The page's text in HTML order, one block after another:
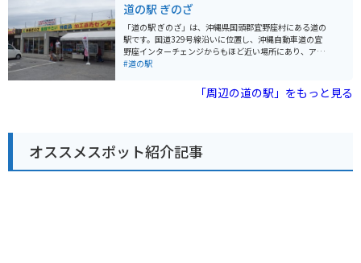
きます。また、東村で収穫される海ぶどうもおすすめで
沖縄そばやタコライスなどのご当地グルメが味わえる飲
食店もあります。 バイクで訪れる場合、道の駅には広い
駐車場が完備されているので安心です。ツーリングの休
憩場所としてはもちろん、沖縄本島北部を巡る際の拠点
としても便利です。 周辺には、パイナップルパークやナ
にもアクセスできます。
道の駅 ぎのざ
「道の駅 ぎのざ」は、沖縄県国頭郡宜野座村にある道の
駅です。国道329号線沿いに位置し、沖縄自動車道の宜
野座インターチェンジからもほど近い場所にあり、アク
セスも便利です。 施設内には、地元の新鮮な野菜や果物
す。レストランでは、沖縄そばなどの沖縄料理や、地元
の食材を使った料理を楽しむことができます。また、道
がら、地元の美味しいものを楽しんでみてはいかがでし
ょうか。バイクで訪れる場合、道の駅には広い駐車場が
完備されているので安心です。 宜野座村は、パイナップ
#道の駅
「周辺の道の駅」をもっと見る
オススメスポット紹介記事